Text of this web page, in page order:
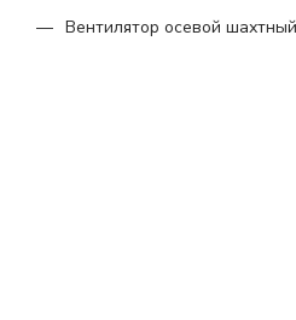
Вентилятор осевой